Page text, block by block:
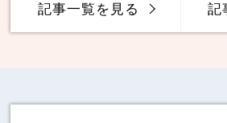
記事一覧を見る 記